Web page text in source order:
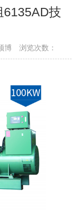
6135AD技
博 浏览次数：